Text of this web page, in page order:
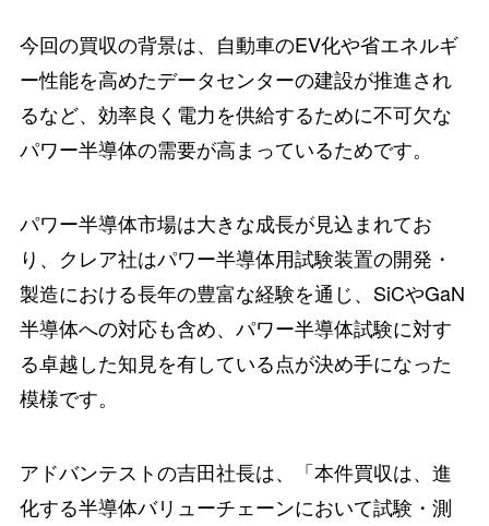
今回の買収の背景は、自動車のEV化や省エネルギ
ー性能を高めたデータセンターの建設が推進され
るなど、効率良く電力を供給するために不可欠な
パワー半導体の需要が高まっているためです。
パワー半導体市場は大きな成長が見込まれてお
り、クレア社はパワー半導体用試験装置の開発・
製造における長年の豊富な経験を通じ、SiCやGaN
半導体への対応も含め、パワー半導体試験に対す
る卓越した知見を有している点が決め手になった
模様です。
アドバンテストの吉田社長は、「本件買収は、進
化する半導体バリューチェーンにおいて試験・測